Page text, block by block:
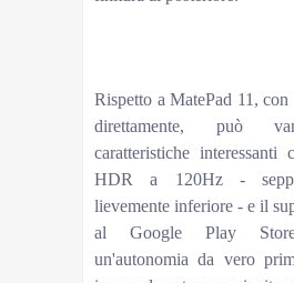
Rispetto a MatePad 11,
direttamente, può
caratteristiche interessanti
HDR a 120Hz -
lievemente inferiore - e il
al Google Play
un'autonomia da vero